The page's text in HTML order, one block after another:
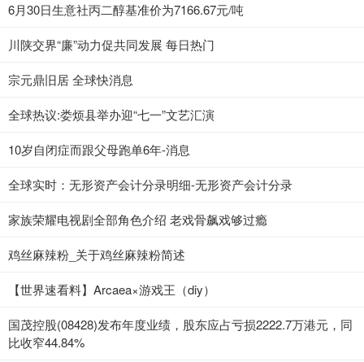
6月30日生意社丙二醇基准价为7166.67元/吨
川陕交界“廉”动力促共同发展 每日热门
宗元鼎旧居 全球快消息
全球热议:娄烦县举办迎“七一”文艺汇演
10岁自闭症而跟父母跑单6年-消息
全球实时：无形资产会计分录明细-无形资产会计分录
家族荣耀电视剧全部角色介绍 老戏骨飙戏够过瘾
鸡丝麻辣粉_关于鸡丝麻辣粉简述
【世界速看料】Arcaea×游戏王（diy）
国茂控股(08428)发布年度业绩，股东应占亏损2222.7万港元，同
比收窄44.84%